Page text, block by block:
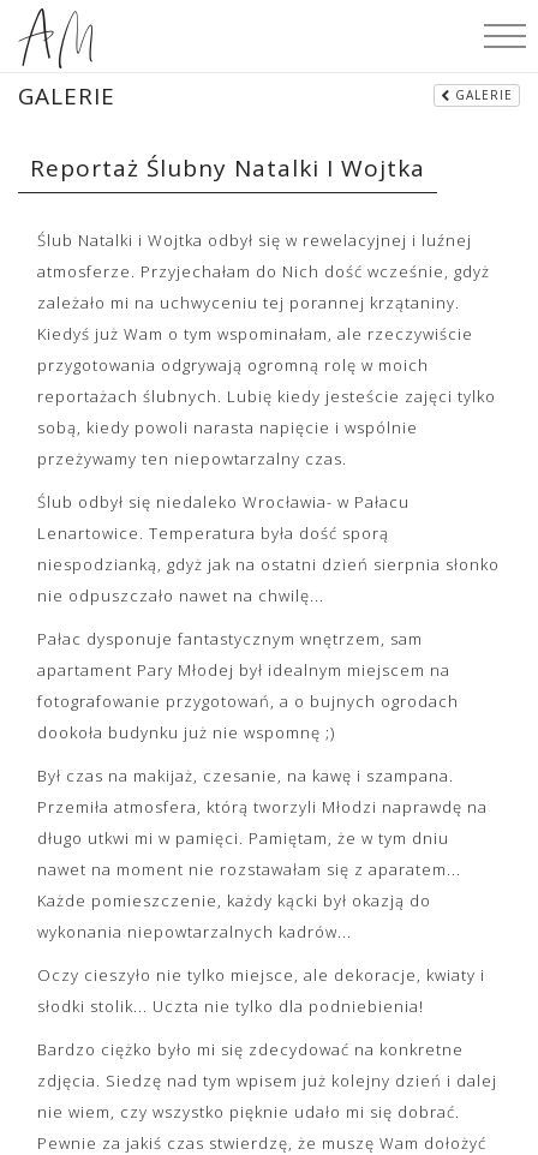
GALERIE GALERIE
Reportaż Ślubny Natalki I Wojtka
Ślub Natalki i Wojtka odbył się w rewelacyjnej i luźnej
atmosferze. Przyjechałam do Nich dość wcześnie, gdyż
zależało mi na uchwyceniu tej porannej krzątaniny.
Kiedyś już Wam o tym wspominałam, ale rzeczywiście
przygotowania odgrywają ogromną rolę w moich
reportażach ślubnych. Lubię kiedy jesteście zajęci tylko
sobą, kiedy powoli narasta napięcie i wspólnie
przeżywamy ten niepowtarzalny czas.
Ślub odbył się niedaleko Wrocławia- w Pałacu
Lenartowice. Temperatura była dość sporą
niespodzianką, gdyż jak na ostatni dzień sierpnia słonko
nie odpuszczało nawet na chwilę...
Pałac dysponuje fantastycznym wnętrzem, sam
apartament Pary Młodej był idealnym miejscem na
fotografowanie przygotowań, a o bujnych ogrodach
dookoła budynku już nie wspomnę ;)
Był czas na makijaż, czesanie, na kawę i szampana.
Przemiła atmosfera, którą tworzyli Młodzi naprawdę na
długo utkwi mi w pamięci. Pamiętam, że w tym dniu
nawet na moment nie rozstawałam się z aparatem...
Każde pomieszczenie, każdy kącki był okazją do
wykonania niepowtarzalnych kadrów...
Oczy cieszyło nie tylko miejsce, ale dekoracje, kwiaty i
słodki stolik... Uczta nie tylko dla podniebienia!
Bardzo ciężko było mi się zdecydować na konkretne
zdjęcia. Siedzę nad tym wpisem już kolejny dzień i dalej
nie wiem, czy wszystko pięknie udało mi się dobrać.
Pewnie za jakiś czas stwierdzę, że muszę Wam dołożyć